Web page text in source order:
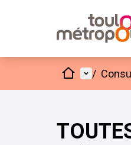
Accueil
Menu
/